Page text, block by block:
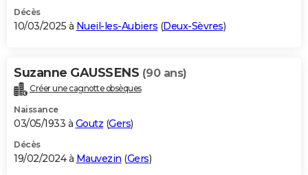
Décès
10/03/2025 à Nueil-les-Aubiers (Deux-Sèvres)
Suzanne GAUSSENS (90 ans)
Créer une cagnotte obsèques
Naissance
03/05/1933 à Goutz (Gers)
Décès
19/02/2024 à Mauvezin (Gers)